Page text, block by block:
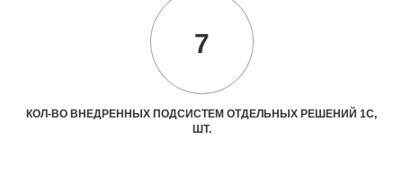
7
КОЛ-ВО ВНЕДРЕННЫХ ПОДСИСТЕМ ОТДЕЛЬНЫХ РЕШЕНИЙ 1С,
ШТ.